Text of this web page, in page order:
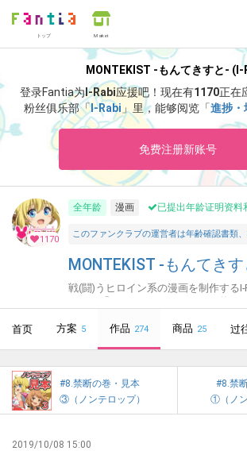
トップ Market
MONTEKIST -もんてきすと- (I-
登录Fantia为I-Rabi应援吧！ 现在有1170正在
粉丝俱乐部「I-Rabi 」里，能够阅览「進捗・
0 」等特别内容。
免费注册新账号
1170
全年龄 漫画 已提出年龄证明资料
このファンクラブの運営者は年齢確認書類
MONTEKIST -もんてき
戦(闘)うヒロイン系の漫画を制作する
首页 方案 5 作品 274 商品 25 过
#8.禁断の巻・見本
③（ノンテロップ）
#8.禁
①（ノン
2019/10/08 15:00